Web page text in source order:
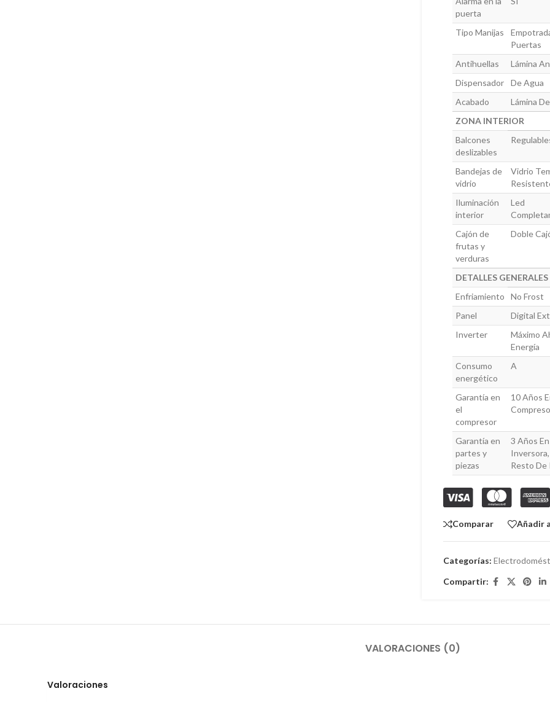
puerta
Tipo Manijas
Puertas
Antihuellas
Lámina
Dispensador
De Agua
Acabado
Lámina
ZONA INTERIOR
Balcones
deslizables
Bandejas de
vidrio
Vidrio
Iluminación
interior
Led
Cajón de
frutas y
verduras
Doble
DETALLES GENERALES
Enfriamiento
No Frost
Panel
Digital
Inverter
Máximo
Energía
Consumo
energético
A
Garantía en
el
compresor
10 Años
Garantía en
partes y
piezas
3 Años
Resto
Comparar Añadir
Categorías:
Compartir:
VALORACIONES (0)
Valoraciones